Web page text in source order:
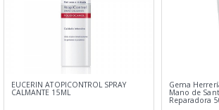
EUCERIN ATOPICONTROL SPRAY
CALMANTE 15ML
Gema
Mano de
Reparadora